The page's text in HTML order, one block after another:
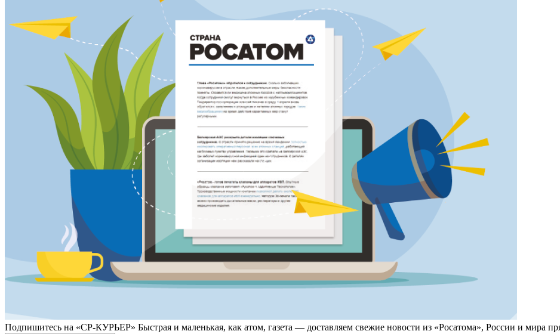
Подпишитесь на «СР-КУРЬЕР» Быстрая и маленькая, как атом, газета — доставляем свежие новости из «Росатома», России и мира